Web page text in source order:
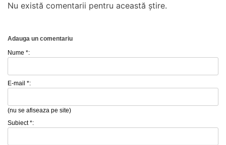
Nu există comentarii pentru această știre.
Adauga un comentariu
Nume *:
E-mail *:
(nu se afiseaza pe site)
Subiect *: